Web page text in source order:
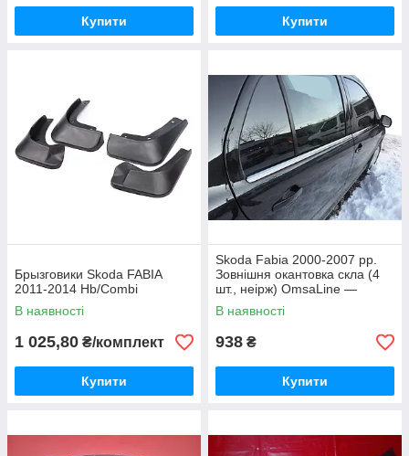
Купити Купити
Брызговики Skoda FABIA
2011-2014 Hb/Combi
В наявності
1 025,80 ₴/комплект
Купити
Skoda Fabia 2000-2007 рр.
Зовнішня окантовка скла (4
шт., неірж) OmsaLine —
Італійська неіржавка сталь
В наявності
938 ₴
Купити